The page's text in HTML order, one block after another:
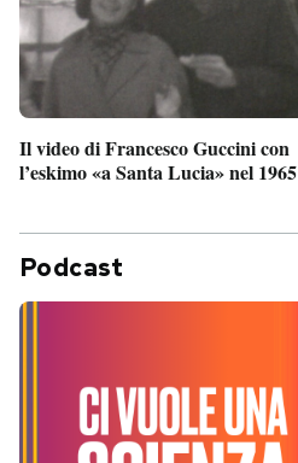
Il video di Francesco Guccini con
l’eskimo «a Santa Lucia» nel 1965
Podcast